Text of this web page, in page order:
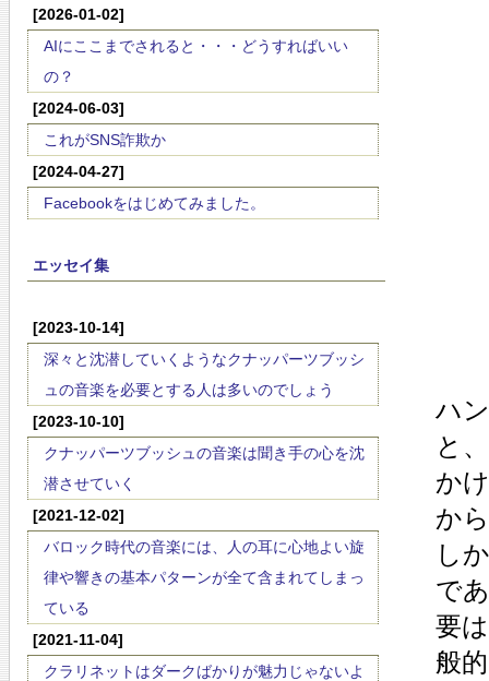
[2026-01-02]
AIにここまでされると・・・どうすればいい
の？
[2024-06-03]
これがSNS詐欺か
[2024-04-27]
Facebookをはじめてみました。
エッセイ集
[2023-10-14]
深々と沈潜していくようなクナッパーツブッシ
ュの音楽を必要とする人は多いのでしょう
[2023-10-10]
クナッパーツブッシュの音楽は聞き手の心を沈
潜させていく
[2021-12-02]
バロック時代の音楽には、人の耳に心地よい旋
律や響きの基本パターンが全て含まれてしまっ
ている
[2021-11-04]
クラリネットはダークばかりが魅力じゃないよ
ハ
と
か
か
し
で
要
般